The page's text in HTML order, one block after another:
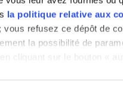
la politique relative aux
vous refusez ce dépôt de
la possibilité de
cliquant sur le bouton «
how to